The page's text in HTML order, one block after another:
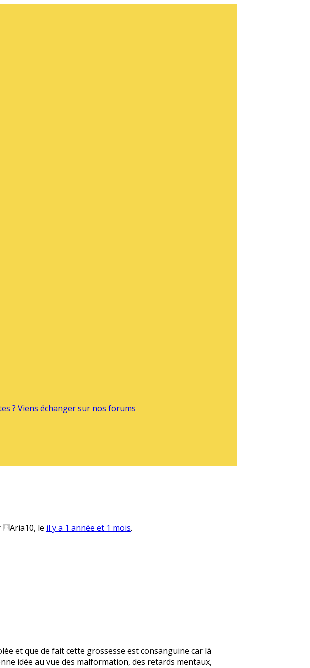
? Viens échanger sur nos forums
Aria10, le il y a 1 année et 1 mois.
et que de fait cette grossesse est consanguine car là
idée au vue des malformation, des retards mentaux,